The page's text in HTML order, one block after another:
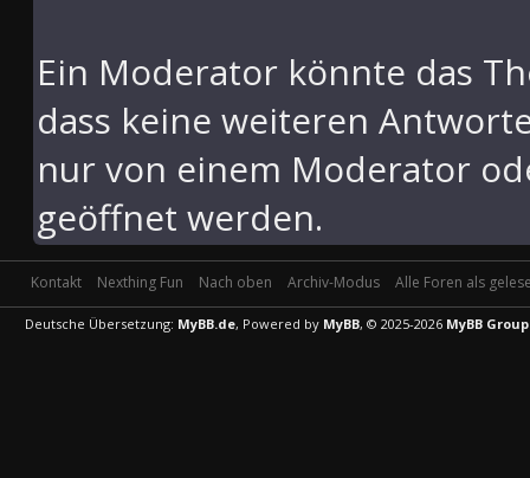
Ein Moderator könnte das
dass keine weiteren
nur von einem Moderator
geöffnet werden.
Kontakt Nexthing Fun Nach oben Archiv-Modus Alle Foren als
Deutsche Übersetzung: MyBB.de, Powered by MyBB, © 2025-2026 MyBB Group